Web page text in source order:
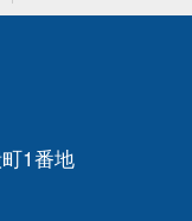
1番地